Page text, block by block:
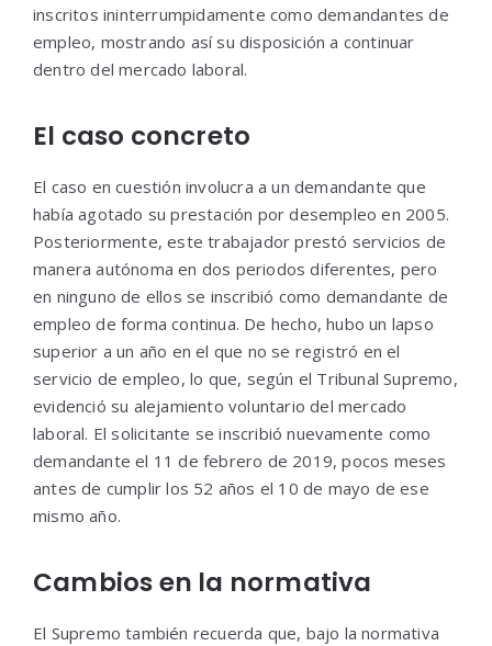
inscritos ininterrumpidamente como demandantes de
empleo, mostrando así su disposición a continuar
dentro del mercado laboral.
El caso concreto
El caso en cuestión involucra a un demandante que
había agotado su prestación por desempleo en 2005.
Posteriormente, este trabajador prestó servicios de
manera autónoma en dos periodos diferentes, pero
en ninguno de ellos se inscribió como demandante de
empleo de forma continua. De hecho, hubo un lapso
superior a un año en el que no se registró en el
servicio de empleo, lo que, según el Tribunal Supremo,
evidenció su alejamiento voluntario del mercado
laboral. El solicitante se inscribió nuevamente como
demandante el 11 de febrero de 2019, pocos meses
antes de cumplir los 52 años el 10 de mayo de ese
mismo año.
Cambios en la normativa
El Supremo también recuerda que, bajo la normativa